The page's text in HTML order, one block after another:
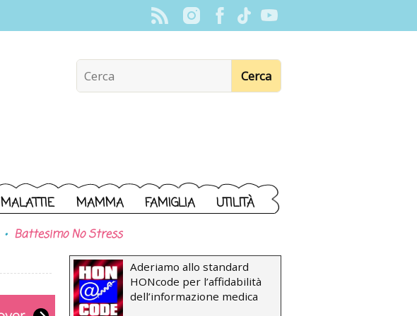
MALATTIE MAMMA FAMIGLIA UTILITÀ
Battesimo No Stress
Aderiamo allo standard
HONcode per l’affidabilità
dell’informazione medica